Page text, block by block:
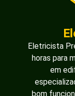
Eletricista
horas para
em
bom